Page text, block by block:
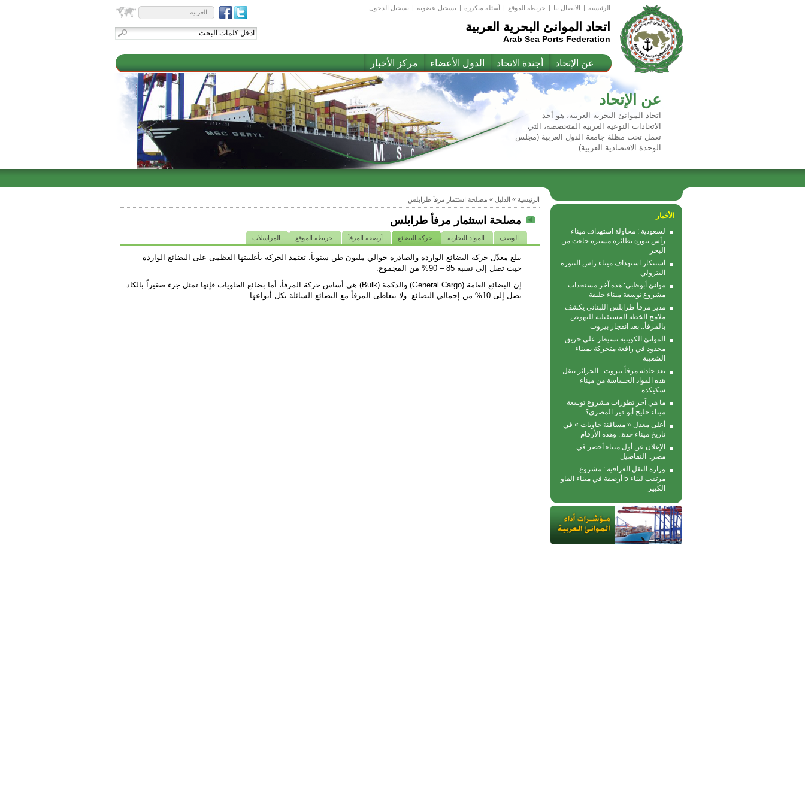
الرئيسية | اﻻتصال بنا | خريطة الموقع | أسئلة متكررة | تسجيل عضوبة | تسجيل الدخول
اتحاد الموانئ البحرية العربية
Arab Sea Ports Federation
العربية
عن الإتحاد أجندة الاتحاد الدول الأعضاء مركز الأخبار
عن الإتحاد
اتحاد الموانئ البحرية العربية، هو أحد
الاتحادات النوعية العربية المتخصصة، التي
تعمل تحت مظلة جامعة الدول العربية (مجلس
الوحدة الاقتصادية العربية)
الأخبار
لسعودية : محاولة استهداف ميناء
رأس تنورة بطائرة مسيرة جاءت من
البحر
استنكار استهداف ميناء راس التنورة
البترولي
موانئ أبوظبي: هذه آخر مستجدات
مشروع توسعة ميناء خليفة
مدير مرفأ طرابلس اللبناني يكشف
ملامح الخطة المستقبلية للنهوض
بالمرفأ.. بعد انفجار بيروت
الموانئ الكويتية تسيطر على حريق
محدود في رافعة متحركة بمیناء
الشعیبة
بعد حادثة مرفأ بيروت.. الجزائر تنقل
هذه المواد الحساسة من ميناء
سكيكدة
ما هي آخر تطورات مشروع توسعة
ميناء خليج أبو قير المصري؟
أعلى معدل « مسافنة حاويات » في
تاريخ ميناء جدة.. وهذه الأرقام
الإعلان عن أول ميناء أخضر في
مصر.. التفاصيل
وزارة النقل العراقية : مشروع
مرتقب لبناء 5 أرصفة في ميناء الفاو
الكبير
الرئيسية » الدليل » مصلحة استثمار مرفأ طرابلس
مصلحة استثمار مرفأ طرابلس
الوصف المواد التجارية حركة البضائع أرصفة المرفأ خريطة الموقع المراسلات
يبلغ معدّل حركة البضائع الواردة والصادرة حوالي مليون طن سنوياً. تعتمد الحركة بأغلبيتها العظمى على البضائع الواردة
حيث تصل إلى نسبة 85 – 90% من المجموع.
إن البضائع العامة (General Cargo) والدكمة (Bulk) هي أساس حركة المرفأ، أما بضائع الحاويات فإنها تمثل جزء صغيراً بالكاد
يصل إلى 10% من إجمالي البضائع. ولا يتعاطى المرفأ مع البضائع السائلة بكل أنواعها.